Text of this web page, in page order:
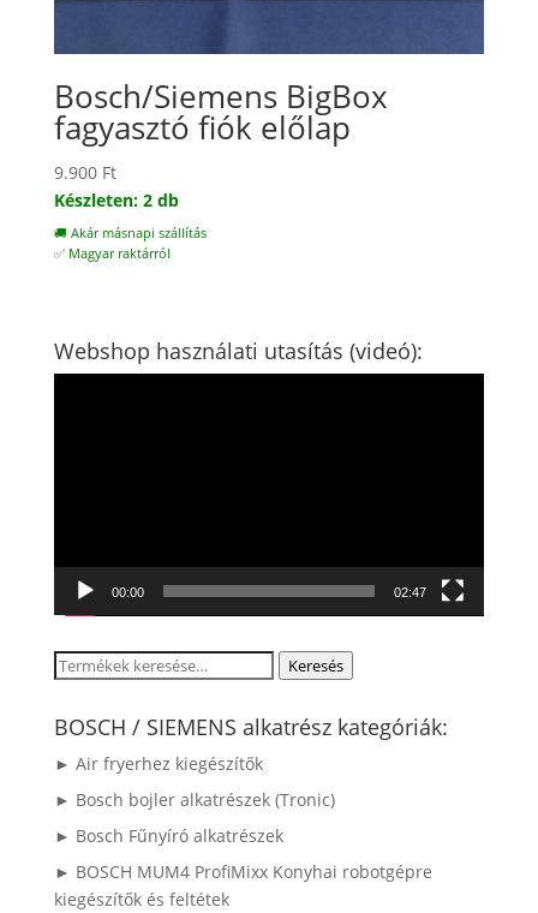
Bosch/Siemens BigBox
fagyasztó fiók előlap
9.900 Ft
Készleten: 2 db
🚚 Akár másnapi szállítás
✅ Magyar raktárról
Webshop használati utasítás (videó):
00:00 02:47
Keresés
következőre:
Keresés
BOSCH / SIEMENS alkatrész kategóriák:
► Air fryerhez kiegészítők
► Bosch bojler alkatrészek (Tronic)
► Bosch Fűnyíró alkatrészek
► BOSCH MUM4 ProfiMixx Konyhai robotgépre
kiegészítők és feltétek